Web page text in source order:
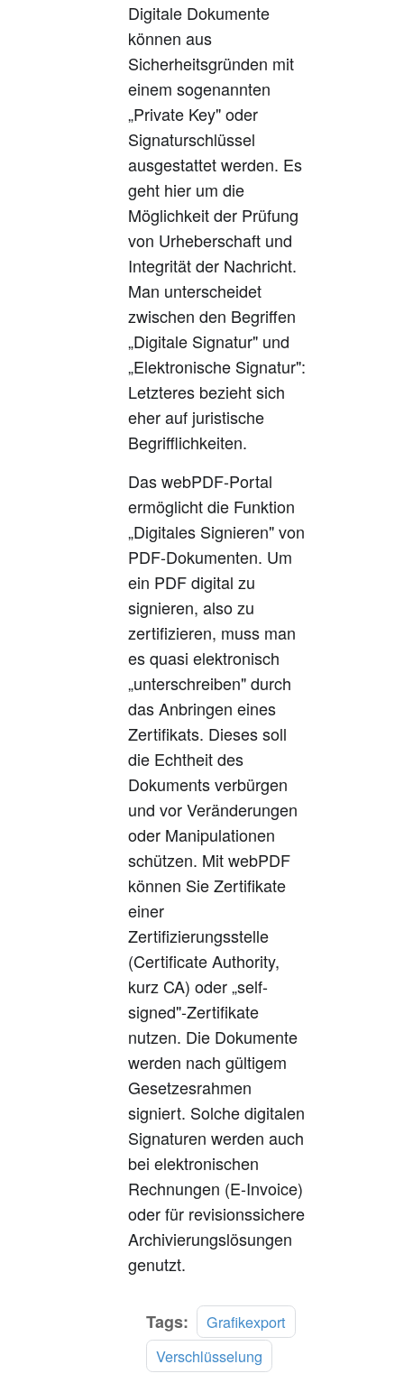
Digitale Dokumente
können aus
Sicherheitsgründen mit
einem sogenannten
„Private Key" oder
Signaturschlüssel
ausgestattet werden. Es
geht hier um die
Möglichkeit der Prüfung
von Urheberschaft und
Integrität der Nachricht.
Man unterscheidet
zwischen den Begriffen
„Digitale Signatur" und
„Elektronische Signatur":
Letzteres bezieht sich
eher auf juristische
Begrifflichkeiten.
Das webPDF-Portal
ermöglicht die Funktion
„Digitales Signieren" von
PDF-Dokumenten. Um
ein PDF digital zu
signieren, also zu
zertifizieren, muss man
es quasi elektronisch
„unterschreiben" durch
das Anbringen eines
Zertifikats. Dieses soll
die Echtheit des
Dokuments verbürgen
und vor Veränderungen
oder Manipulationen
schützen. Mit webPDF
können Sie Zertifikate
einer
Zertifizierungsstelle
(Certificate Authority,
kurz CA) oder „self-
signed"-Zertifikate
nutzen. Die Dokumente
werden nach gültigem
Gesetzesrahmen
signiert. Solche digitalen
Signaturen werden auch
bei elektronischen
Rechnungen (E-Invoice)
oder für revisionssichere
Archivierungslösungen
genutzt.
Tags:
Grafikexport
Verschlüsselung